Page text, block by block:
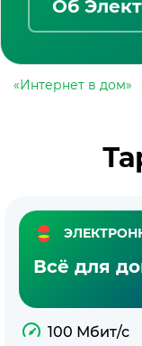
Об
«Интернет в дом»
Всё для
100 Мбит/с